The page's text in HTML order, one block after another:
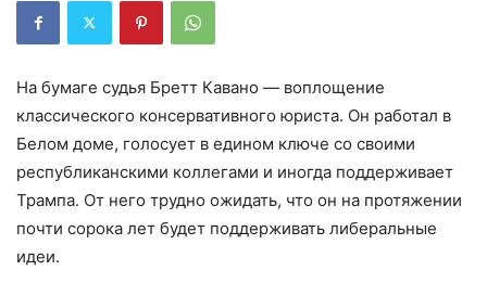
На бумаге судья Бретт Кавано — воплощение
классического консервативного юриста. Он работал в
Белом доме, голосует в едином ключе со своими
республиканскими коллегами и иногда поддерживает
Трампа. От него трудно ожидать, что он на протяжении
почти сорока лет будет поддерживать либеральные
идеи.